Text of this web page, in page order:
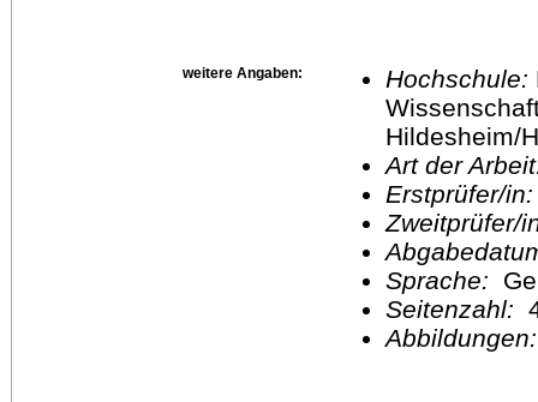
weitere Angaben: Hochschule:
Hildesheim/
Art der
Erstprüfer/
Sprache:
Seitenzahl: